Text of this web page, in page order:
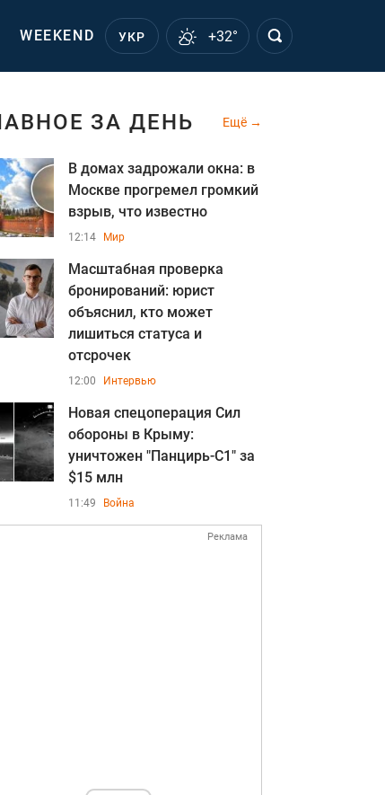
WEEKEND УКР +32°
ЗА ДЕНЬ Ещё
В домах задрожали окна: в
Москве прогремел громкий
взрыв, что известно
12:14 Мир
Масштабная проверка
бронирований: юрист
объяснил, кто может
лишиться статуса и
отсрочек
12:00 Интервью
Новая спецоперация Сил
обороны в Крыму:
уничтожен "Панцирь-С1" за
$15 млн
11:49 Война
Реклама